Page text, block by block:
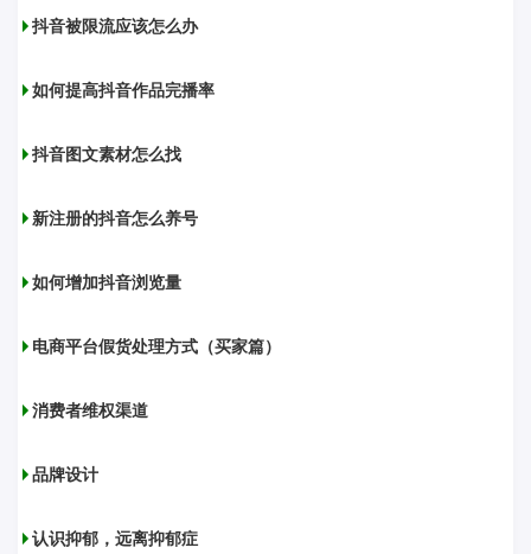
抖音被限流应该怎么办
如何提高抖音作品完播率
抖音图文素材怎么找
新注册的抖音怎么养号
如何增加抖音浏览量
电商平台假货处理方式（买家篇）
消费者维权渠道
品牌设计
认识抑郁，远离抑郁症